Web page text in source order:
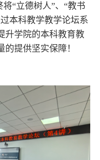
“立德树人”、“教书
本科教学教学论坛系
升学院的本科教育教
提供坚实保障！